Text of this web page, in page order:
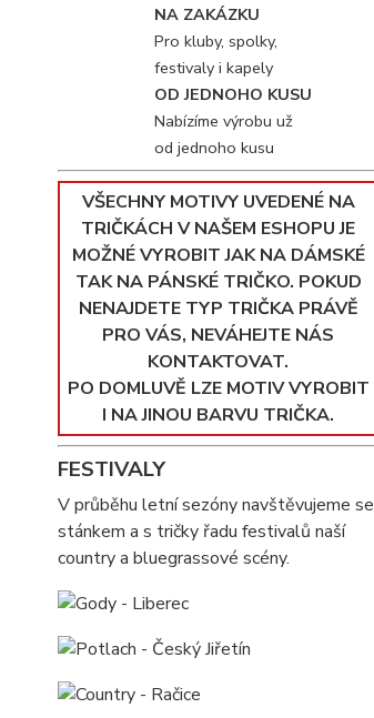
NA ZAKÁZKU
Pro kluby, spolky,
festivaly i kapely
OD JEDNOHO KUSU
Nabízíme výrobu už
od jednoho kusu
VŠECHNY MOTIVY UVEDENÉ NA
TRIČKÁCH V NAŠEM ESHOPU JE
MOŽNÉ VYROBIT JAK NA DÁMSKÉ
TAK NA PÁNSKÉ TRIČKO. POKUD
NENAJDETE TYP TRIČKA PRÁVĚ
PRO VÁS, NEVÁHEJTE NÁS
KONTAKTOVAT.
PO DOMLUVĚ LZE MOTIV VYROBIT
I NA JINOU BARVU TRIČKA.
FESTIVALY
V průběhu letní sezóny navštěvujeme se
stánkem a s tričky řadu festivalů naší
country a bluegrassové scény.